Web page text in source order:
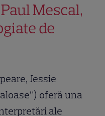
Mescal,
de
Jessie
oferă una
ale